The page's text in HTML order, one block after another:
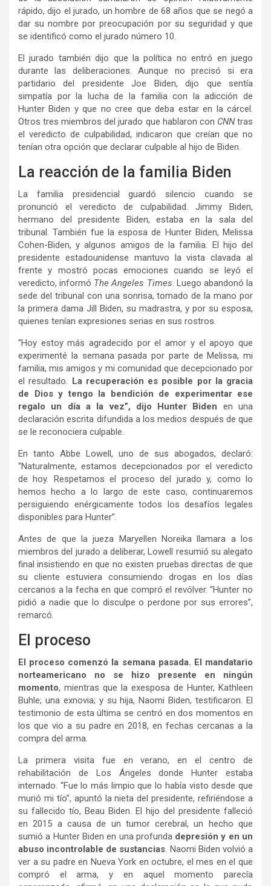
rápido, dijo el jurado, un hombre de 68 años que se negó a
dar su nombre por preocupación por su seguridad y que
se identificó como el jurado número 10.
El jurado también dijo que la política no entró en juego
durante las deliberaciones. Aunque no precisó si era
partidario del presidente Joe Biden, dijo que sentía
simpatía por la lucha de la familia con la adicción de
Hunter Biden y que no cree que deba estar en la cárcel.
Otros tres miembros del jurado que hablaron con CNNtras
el veredicto de culpabilidad, indicaron que creían que no
tenían otra opción que declarar culpable al hijo de Biden.
La reacción de la familia Biden
La familia presidencial guardó silencio cuando se
pronunció el veredicto de culpabilidad. Jimmy Biden,
hermano del presidente Biden, estaba en la sala del
tribunal. También fue la esposa de Hunter Biden, Melissa
Cohen-Biden, y algunos amigos de la familia. El hijo del
presidente estadounidense mantuvo la vista clavada al
frente y mostró pocas emociones cuando se leyó el
veredicto, informó The Angeles Times. Luego abandonó la
sede del tribunal con una sonrisa, tomado de la mano por
la primera dama Jill Biden, su madrastra, y por su esposa,
quienes tenían expresiones serias en sus rostros.
“Hoy estoy más agradecido por el amor y el apoyo que
experimenté la semana pasada por parte de Melissa, mi
familia, mis amigos y mi comunidad que decepcionado por
el resultado. La recuperación es posible por la gracia
de Dios y tengo la bendición de experimentar ese
regalo un día a la vez”, dijo Hunter Biden en una
declaración escrita difundida a los medios después de que
se le reconociera culpable.
En tanto Abbe Lowell, uno de sus abogados, declaró:
“Naturalmente, estamos decepcionados por el veredicto
de hoy. Respetamos el proceso del jurado y, como lo
hemos hecho a lo largo de este caso, continuaremos
persiguiendo enérgicamente todos los desafíos legales
disponibles para Hunter”.
Antes de que la jueza Maryellen Noreika llamara a los
miembros del jurado a deliberar, Lowell resumió su alegato
final insistiendo en que no existen pruebas directas de que
su cliente estuviera consumiendo drogas en los días
cercanos a la fecha en que compró el revólver. “Hunter no
pidió a nadie que lo disculpe o perdone por sus errores”,
remarcó.
El proceso
El proceso comenzó la semana pasada. El mandatario
norteamericano no se hizo presente en ningún
momento, mientras que la exesposa de Hunter, Kathleen
Buhle; una exnovia; y su hija, Naomi Biden, testificaron. El
testimonio de esta última se centró en dos momentos en
los que vio a su padre en 2018, en fechas cercanas a la
compra del arma.
La primera visita fue en verano, en el centro de
rehabilitación de Los Ángeles donde Hunter estaba
internado. “Fue lo más limpio que lo había visto desde que
murió mi tío”, apuntó la nieta del presidente, refiriéndose a
su fallecido tío, Beau Biden. El hijo del presidente falleció
en 2015 a causa de un tumor cerebral, un hecho que
sumió a Hunter Biden en una profundadepresión y en un
abuso incontrolable de sustancias. Naomi Biden volvió a
ver a su padre en Nueva York en octubre, el mes en el que
compró el arma, y en aquel momento parecía